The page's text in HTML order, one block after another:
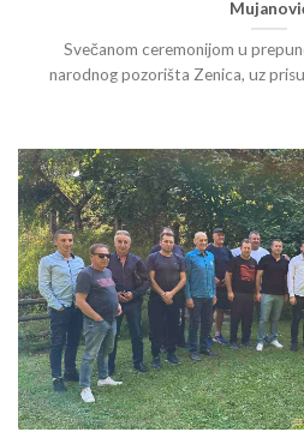
Svečanom ceremonijom u
narodnog pozorišta Zenica, uz